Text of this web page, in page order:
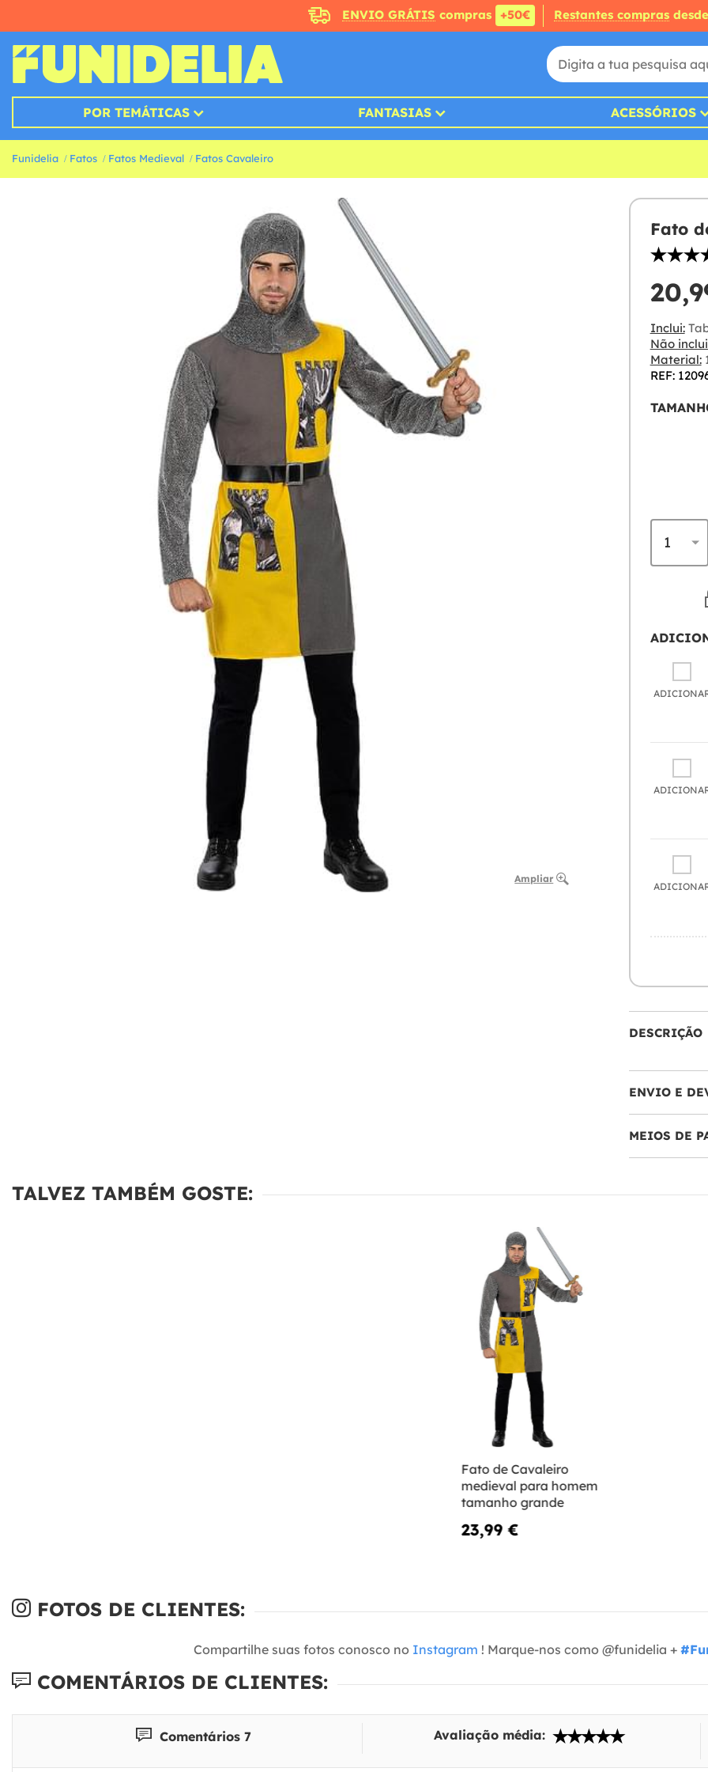
ENVIO GRÁTIS compras +50€ Restantes compras desde
POR TEMÁTICAS FANTASIAS ACESSÓRIOS
Funidelia Fatos Fatos Medieval Fatos Cavaleiro
Ampliar
Fato
Inclui:
Não
Material:
REF:
DESCRIÇÃO
ENVIO E
MEIOS DE
TALVEZ TAMBÉM GOSTE:
Fato de Cavaleiro
medieval para homem
tamanho grande
23,99 €
FOTOS DE CLIENTES:
Compartilhe suas fotos conosco no Instagram ! Marque-nos como @funidelia +
COMENTÁRIOS DE CLIENTES:
Comentários 7 Avaliação média: